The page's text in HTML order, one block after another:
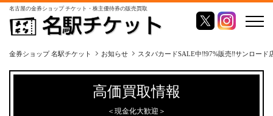
名古屋の金券ショップ チケット・株主優待券の販売買取
金券ショップ 名駅チケット お知らせ スタバカードSALE中‼️97%販売‼️サンロード
高価買取情報
＜現金化大歓迎＞